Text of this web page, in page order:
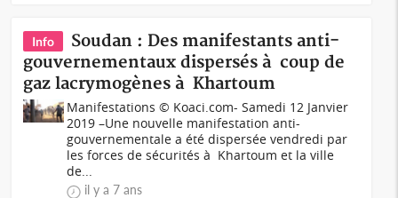
Info
Soudan : Des manifestants anti-
gouvernementaux dispersés à coup de
gaz lacrymogènes à Khartoum
Manifestations © Koaci.com- Samedi 12 Janvier
2019 –Une nouvelle manifestation anti-
gouvernementale a été dispersée vendredi par
les forces de sécurités à Khartoum et la ville
de...
il y a 7 ans